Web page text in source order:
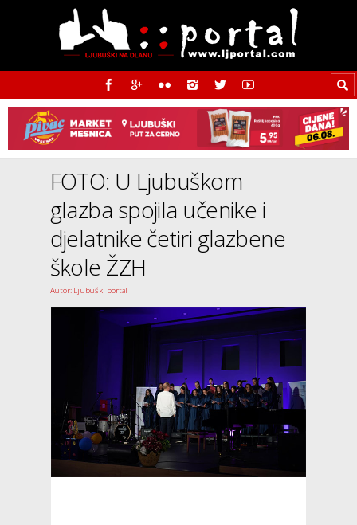
FOTO: U Ljubuškom
glazba spojila učenike i
djelatnike četiri glazbene
škole ŽZH
Autor: Ljubuški portal